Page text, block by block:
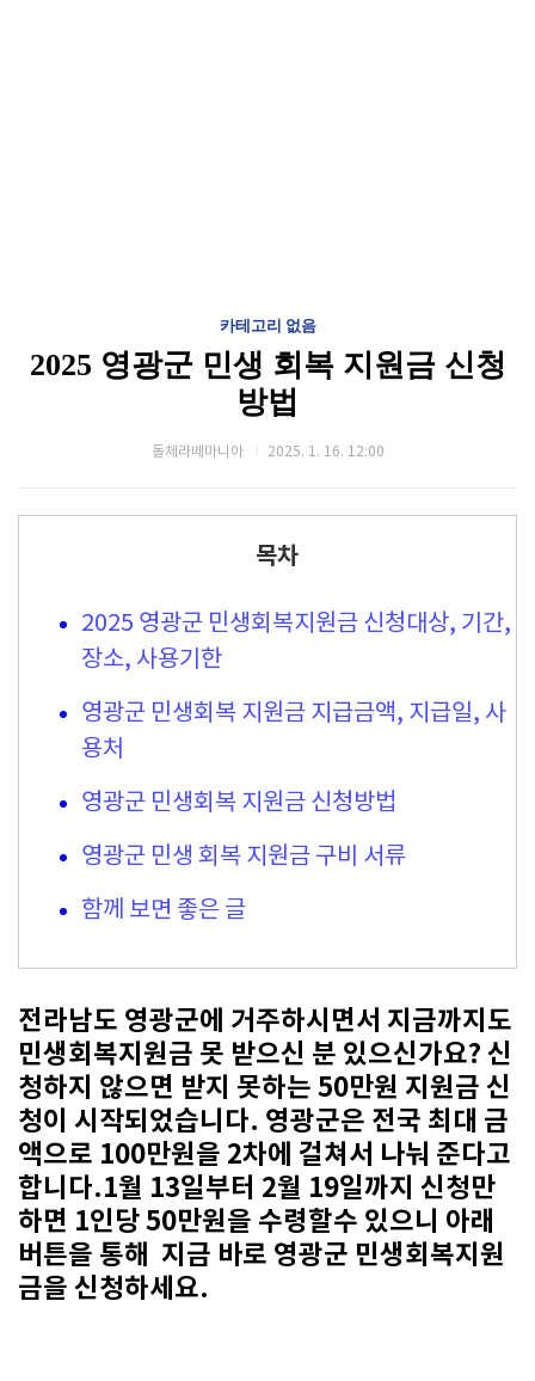
카테고리 없음
2025 영광군 민생 회복 지원금 신청
방법
돌체라떼마니아 2025. 1. 16. 12:00
목차
2025 영광군 민생회복지원금 신청대상, 기간,
장소, 사용기한
영광군 민생회복 지원금 지급금액, 지급일, 사
용처
영광군 민생회복 지원금 신청방법
영광군 민생 회복 지원금 구비 서류
함께 보면 좋은 글
전라남도 영광군에 거주하시면서 지금까지도
민생회복지원금 못 받으신 분 있으신가요? 신
청하지 않으면 받지 못하는 50만원 지원금 신
청이 시작되었습니다. 영광군은 전국 최대 금
액으로 100만원을 2차에 걸쳐서 나눠 준다고
합니다.1월 13일부터 2월 19일까지 신청만
하면 1인당 50만원을 수령할수 있으니 아래
버튼을 통해 지금 바로 영광군 민생회복지원
금을 신청하세요.